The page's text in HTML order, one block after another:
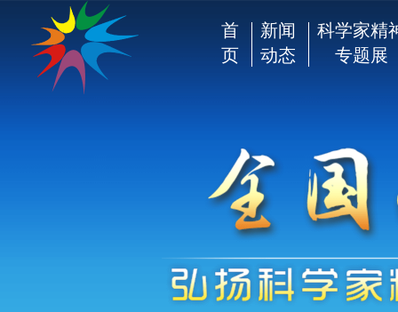
首
页
新闻
动态
科学家精
专题展